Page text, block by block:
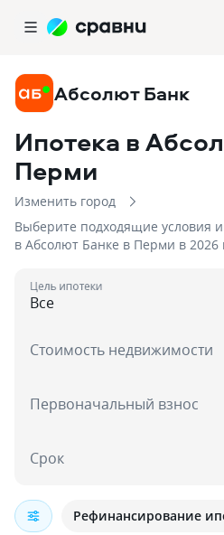
Абсолют Банк
Ипотека в
Перми
Изменить город
Выберите подходящие условия
в Абсолют Банке в Перми в 2026
первым взносом от 20 %, на
Цель ипотеки
Стоимость недвижимости
Первоначальный взнос
Срок
Рефинансирование